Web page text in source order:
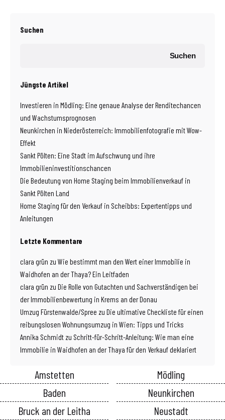
Suchen
Suchen
Jüngste Artikel
Investieren in Mödling: Eine genaue Analyse der Renditechancen
und Wachstumsprognosen
Neunkirchen in Niederösterreich: Immobilienfotografie mit Wow-
Effekt
Sankt Pölten: Eine Stadt im Aufschwung und ihre
Immobilieninvestitionschancen
Die Bedeutung von Home Staging beim Immobilienverkauf in
Sankt Pölten Land
Home Staging für den Verkauf in Scheibbs: Expertentipps und
Anleitungen
Letzte Kommentare
clara grün zu Wie bestimmt man den Wert einer Immobilie in
Waidhofen an der Thaya? Ein Leitfaden
clara grün zu Die Rolle von Gutachten und Sachverständigen bei
der Immobilienbewertung in Krems an der Donau
Umzug Fürstenwalde/Spree zu Die ultimative Checkliste für einen
reibungslosen Wohnungsumzug in Wien: Tipps und Tricks
Annika Schmidt zu Schritt-für-Schritt-Anleitung: Wie man eine
Immobilie in Waidhofen an der Thaya für den Verkauf deklariert
Amstetten
Baden
Bruck an der Leitha
Mödling
Neunkirchen
Neustadt